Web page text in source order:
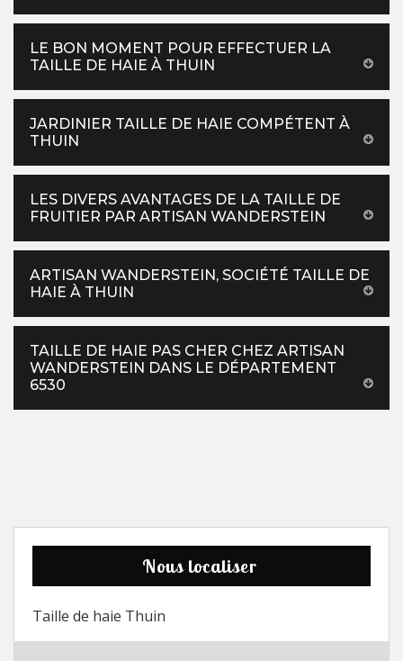
LE BON MOMENT POUR EFFECTUER LA
TAILLE DE HAIE À THUIN
JARDINIER TAILLE DE HAIE COMPÉTENT À
THUIN
LES DIVERS AVANTAGES DE LA TAILLE DE
FRUITIER PAR ARTISAN WANDERSTEIN
ARTISAN WANDERSTEIN, SOCIÉTÉ TAILLE DE
HAIE À THUIN
TAILLE DE HAIE PAS CHER CHEZ ARTISAN
WANDERSTEIN DANS LE DÉPARTEMENT
6530
Nous localiser
Taille de haie Thuin